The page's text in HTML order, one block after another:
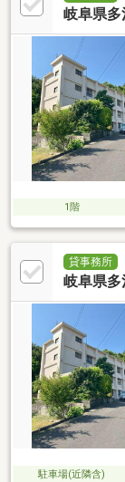
岐阜県多
1階
貸事務所
岐阜県多
駐車場(近隣含)